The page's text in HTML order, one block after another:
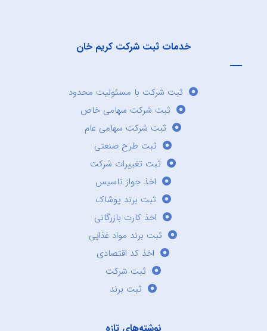
خدمات ثبت شرکت کریم خان
ثبت شرکت با مسئولیت محدود
ثبت شرکت سهامی خاص
ثبت شرکت سهامی عام
ثبت طرح صنعتی
ثبت تغییرات شرکت
اخذ جواز تاسیس
ثبت برند پوشاک
اخذ کارت بازرگانی
ثبت برند مواد غذایی
اخذ کد اقتصادی
ثبت شرکت
ثبت برند